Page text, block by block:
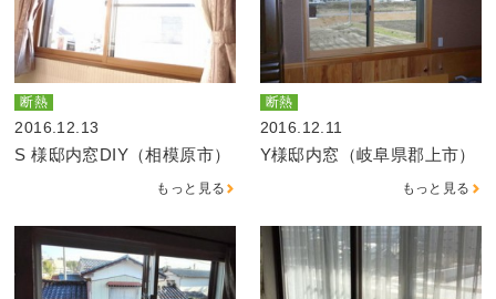
断熱
2016.12.13
S 様邸内窓DIY（相模原市）
もっと見る
断熱
2016.12.11
Y様邸内窓（岐阜県郡上市）
もっと見る